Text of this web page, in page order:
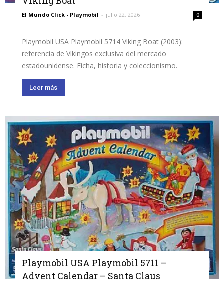
El Mundo Click - Playmobil - julio 22, 2026 0
Playmobil USA Playmobil 5714 Viking Boat (2003):
referencia de Vikingos exclusiva del mercado
estadounidense. Ficha, historia y coleccionismo.
Leer más
Playmobil USA Playmobil 5711 –
Advent Calendar – Santa Claus